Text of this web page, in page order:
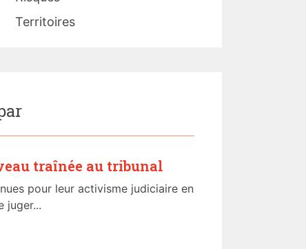
Territoires
traînée au tribunal
pour leur activisme judiciaire en
juger...